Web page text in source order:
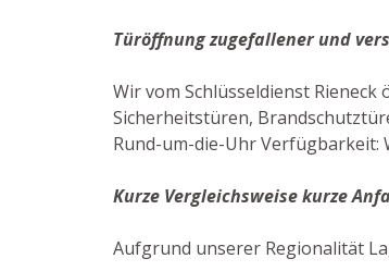
Türöffnung zugefallener und
Wir vom Schlüsseldienst
Sicherheitstüren,
Rund-um-die-Uhr Verfügbarkeit:
Kurze Vergleichsweise kurze
Aufgrund unserer Regionalität